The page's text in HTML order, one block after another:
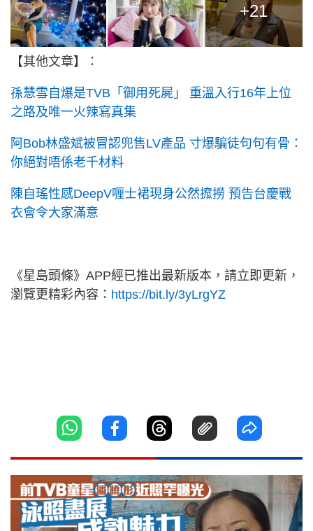
+21
【其他文章】：
孫慧雪自爆是TVB「御用死屍」 重溫入行16年上位
之路及唯一火辣寫真集
阿Bob林盛斌被冒認兜售LV產品 寸爆騙徒句句有骨：
你絕對唔係老千材料
陳自瑤性感DeepV喱士裙現身公然搲撈 預告台慶戰
衣會令大家滿意
《星島頭條》APP經已推出最新版本，請立即更新，
瀏覽更精彩內容： https://bit.ly/3yLrgYZ